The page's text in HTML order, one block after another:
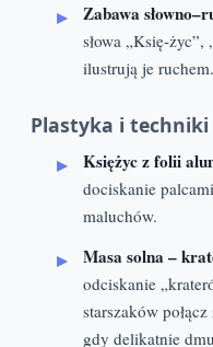
Zabawa
słowa „Księ-
ilustrują je ruchem.
Plastyka i techniki
Księżyc z folii
dociskanie
maluchów.
Masa solna –
odciskanie
starszaków
gdy delikatnie